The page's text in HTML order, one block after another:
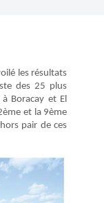
les résultats
des 25 plus
Boracay et El
et la 9ème
pair de ces